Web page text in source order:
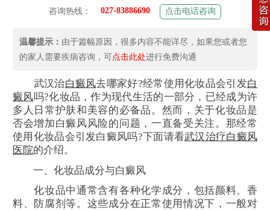
咨询热线： 027-83886690 点击电话咨询
温馨提示： 由于篇幅原因，很多内容不能详尽，如果您或者您
的家人需要疾病咨询，可点击此处进行免费沟通
武汉治白癜风去哪家好?经常使用化妆品会引发白
癜风吗?化妆品，作为现代生活的一部分，已经成为许
多人日常护肤和美容的必备品。然而，关于化妆品是
否会增加白癜风风险的问题，一直备受关注。那经常
使用化妆品会引发白癜风吗?下面请看武汉治疗白癜风
医院的介绍。
一、化妆品成分与白癜风
化妆品中通常含有各种化学成分，包括颜料、香
料、防腐剂等。这些成分在正常使用情况下，一般对